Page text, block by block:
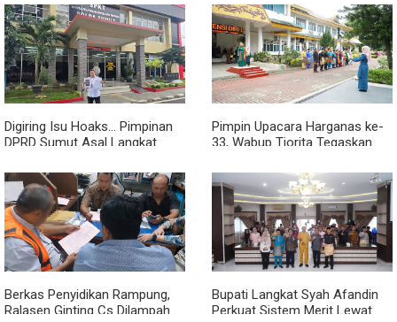
Digiring Isu Hoaks... Pimpinan
DPRD Sumut Asal Langkat
Pimpin Upacara Harganas ke-
33, Wabup Tiorita Tegaskan
Keluarga
Berkas Penyidikan Rampung,
Ralasen Ginting Cs Dilampah
Bupati Langkat Syah Afandin
Perkuat Sistem Merit Lewat